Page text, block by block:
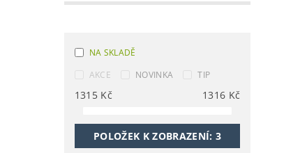
NA SKLADĚ
AKCE
NOVINKA TIP
1315 Kč 1316 Kč
POLOŽEK K ZOBRAZENÍ: 3